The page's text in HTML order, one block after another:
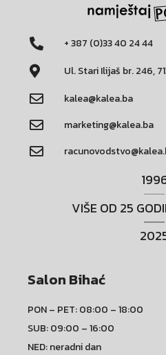
+ 387 (0)33 40 24 44
Ul. Stari Ilijaš br. 246,
kalea@kalea.ba
marketing@kalea.ba
VIŠE OD 25
Salon Bihać
PON – PET: 08:00 – 18:00
SUB: 09:00 – 16:00
NED: neradni dan